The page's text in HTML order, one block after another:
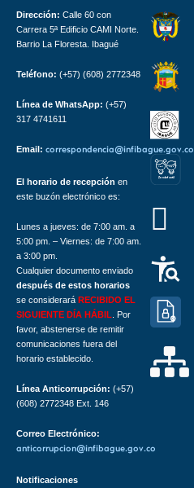
Dirección: Calle 60 con
Carrera 5ª Edificio CAMI Norte.
Barrio La Floresta. Ibagué
Teléfono: (+57) (608) 2772348
Línea de WhatsApp: (+57)
317 4741611
Email: correspondencia@infibague.gov.co
El horario de recepción en
este buzón electrónico es:
Lunes a jueves: de 7:00 am. a
5:00 pm. – Viernes: de 7:00 am.
a 3:00 pm.
Cualquier documento enviado
después de estos horarios
se considerará RECIBIDO EL
SIGUIENTE DÍA HÁBIL . Por
favor, abstenerse de remitir
comunicaciones fuera del
horario establecido.
Línea Anticorrupción: (+57)
(608) 2772348 Ext. 146
Correo Electrónico:
anticorrupcion@infibague.gov.co
Notificaciones
ZonaInf antil